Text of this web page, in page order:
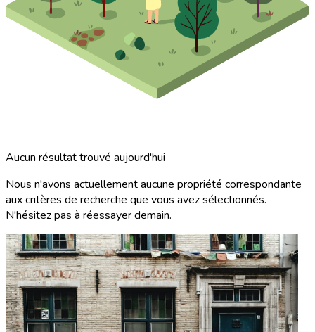
Aucun résultat trouvé aujourd'hui
Nous n'avons actuellement aucune propriété correspondante
aux critères de recherche que vous avez sélectionnés.
N'hésitez pas à réessayer demain.